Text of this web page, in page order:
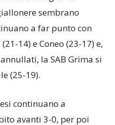
(diagonale stretta per
di reagire la
sembrano
a far punto con
14) e Coneo (23-17) e,
(25-19).